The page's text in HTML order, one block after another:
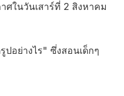
ศในวันเสาร์ที่ 2 สิงหาคม
อย่างไร" ซึ่งสอนเด็กๆ